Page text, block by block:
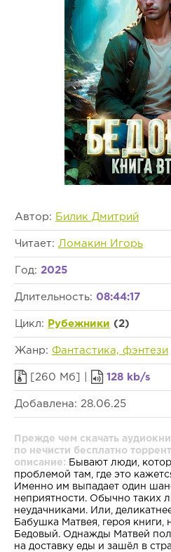
Автор: Билик Дмитрий
Читает: Ломакин Игорь
Год: 2025
Длительность: 08:44:17
Цикл: Рубежники (2)
Жанр: Фантастика, фэнтези
[260 Мб] | 128 kb/s
Добавлена: 28.06.25
Прежде чем скачать
по нечисти бесплатно
описание: Бывают люди,
проблемой там, где это
Именно им выпадает один
неприятности. Обычно таких
неудачниками. Или,
Бабушка Матвея, героя книги,
Бедовый. Однажды Матвей
на доставку еды и зашёл в